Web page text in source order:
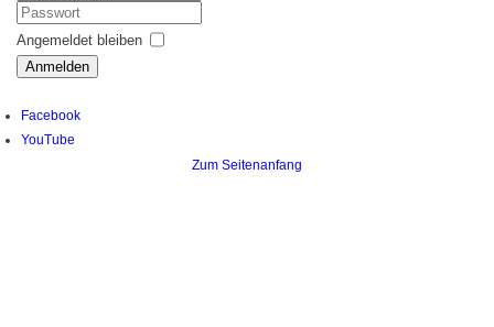
Passwort
Angemeldet bleiben
Anmelden
Facebook
YouTube
Zum Seitenanfang